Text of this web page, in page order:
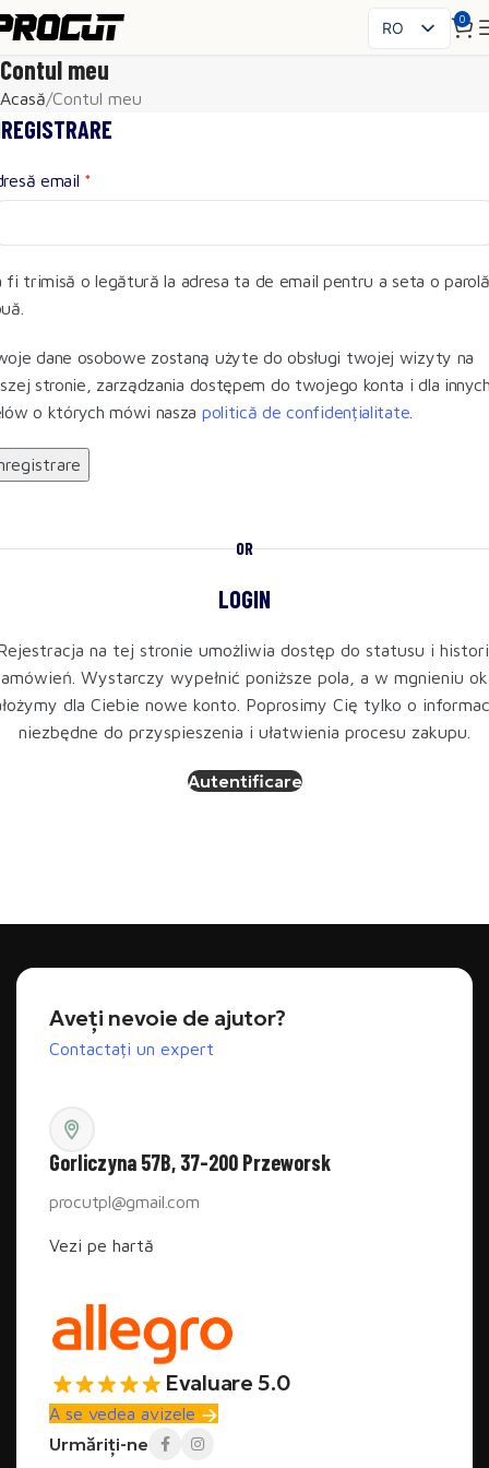
RO
0
Contul meu
Acasă Contul meu
email *
fi trimisă o legătură la adresa ta de email pentru a seta o parolă
dane osobowe zostaną użyte do obsługi twojej wizyty na
stronie, zarządzania dostępem do twojego konta i dla
o których mówi nasza politică de confidențialitate
OR
LOGIN
na tej stronie umożliwia dostęp do statusu i
Wystarczy wypełnić poniższe pola, a w mgnieniu
dla Ciebie nowe konto. Poprosimy Cię tylko o
niezbędne do przyspieszenia i ułatwienia procesu zakupu.
Autentificare
Aveți nevoie de ajutor?
Contactați un expert
Gorliczyna 57B, 37-200 Przeworsk
procutpl@gmail.com
Vezi pe hartă
Evaluare 5.0
A se vedea avizele
Urmăriți-ne